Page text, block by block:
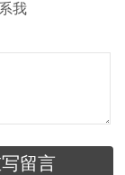
我
留言